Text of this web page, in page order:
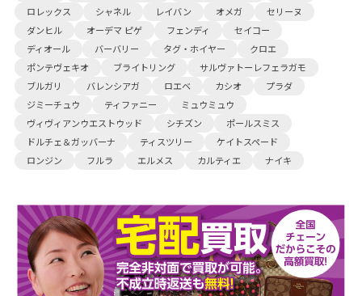
ロレックス シャネル レイバン オメガ
セリーヌ
ダンヒル
オーデマ ピゲ フェンディ
セイコー
ディオール
バーバリー タグ・ホイヤー
クロエ
ポンテヴェキオ
ブライトリング
サルヴァトーレフェラガモ
ブルガリ
バレンシアガ ロエベ カシオ
プラダ
ジミーチュウ
ティファニー
ミュウミュウ
ヴィヴィアンウエストウッド
シチズン
ポールスミス
ドルチェ＆ガッバーナ
ティスツリー
ケイトスペード
ロンジン
フルラ エルメス カルティエ ナイキ